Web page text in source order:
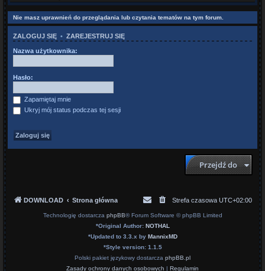
Nie masz uprawnień do przeglądania lub czytania tematów na tym forum.
ZALOGUJ SIĘ • ZAREJESTRUJ SIĘ
Nazwa użytkownika:
Hasło:
Zapamiętaj mnie
Ukryj mój status podczas tej sesji
Przejdź do
DOWNLOAD Strona główna Strefa czasowa UTC+02:00
Technologię dostarcza phpBB® Forum Software © phpBB Limited
*Original Author: NOTHAL
*Updated to 3.3.x by MannixMD
*Style version: 1.1.5
Polski pakiet językowy dostarcza phpBB.pl
Zasady ochrony danych osobowych | Regulamin